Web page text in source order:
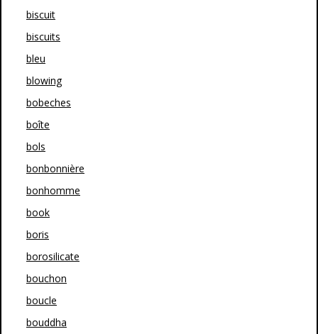
biscuit
biscuits
bleu
blowing
bobeches
boîte
bols
bonbonnière
bonhomme
book
boris
borosilicate
bouchon
boucle
bouddha